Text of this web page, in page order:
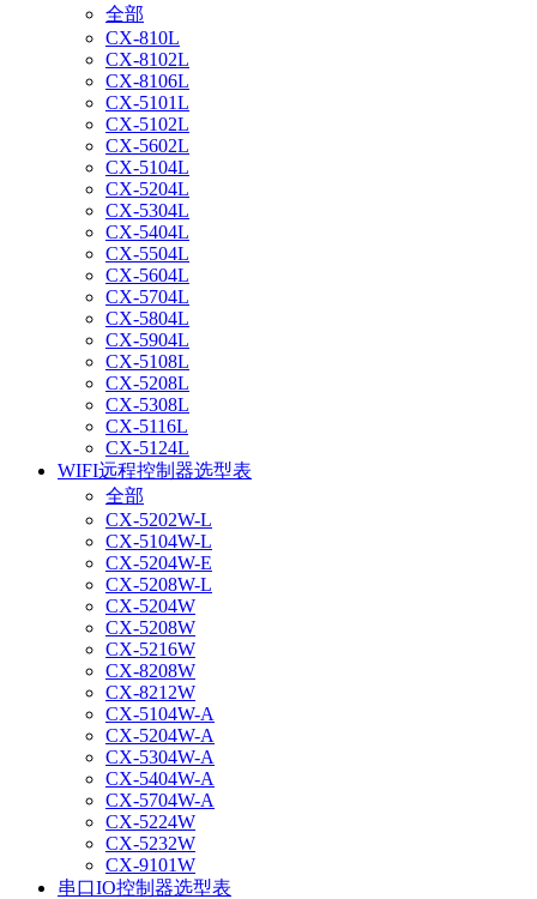
全部
CX-810L
CX-8102L
CX-8106L
CX-5101L
CX-5102L
CX-5602L
CX-5104L
CX-5204L
CX-5304L
CX-5404L
CX-5504L
CX-5604L
CX-5704L
CX-5804L
CX-5904L
CX-5108L
CX-5208L
CX-5308L
CX-5116L
CX-5124L
WIFI远程控制器选型表
全部
CX-5202W-L
CX-5104W-L
CX-5204W-E
CX-5208W-L
CX-5204W
CX-5208W
CX-5216W
CX-8208W
CX-8212W
CX-5104W-A
CX-5204W-A
CX-5304W-A
CX-5404W-A
CX-5704W-A
CX-5224W
CX-5232W
CX-9101W
串口IO控制器选型表